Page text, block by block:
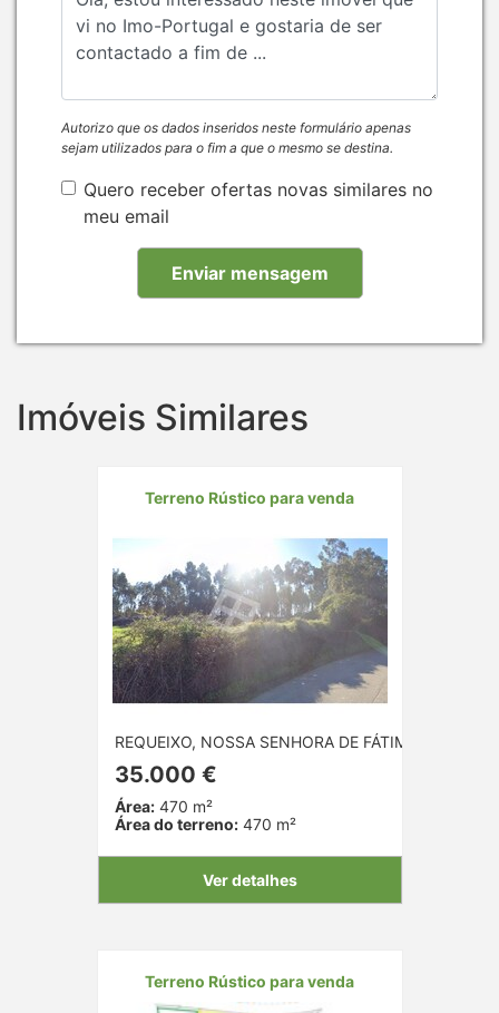
Autorizo que os dados inseridos neste formulário apenas
sejam utilizados para o fim a que o mesmo se destina.
Quero receber ofertas novas similares no
meu email
Imóveis Similares
Terreno Rústico para venda
REQUEIXO, NOSSA SENHORA DE FÁTIMA E NARIZ,
35.000 €
Área:470 m²
Área do terreno:470 m²
Ver detalhes
Terreno Rústico para venda